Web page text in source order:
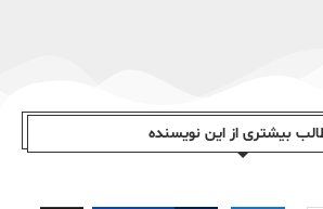
بیشتری از این نویسندە